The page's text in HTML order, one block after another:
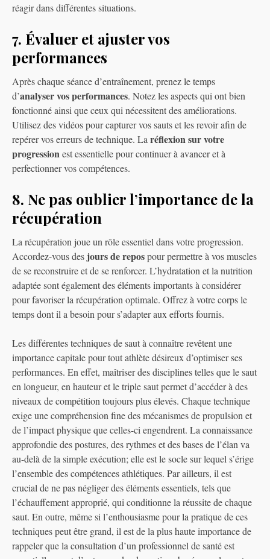
réagir dans différentes situations.
7. Évaluer et ajuster vos
performances
Après chaque séance d’entraînement, prenez le temps
d’analyser vos performances. Notez les aspects qui ont bien
fonctionné ainsi que ceux qui nécessitent des améliorations.
Utilisez des vidéos pour capturer vos sauts et les revoir afin de
repérer vos erreurs de technique. La réflexion sur votre
progression est essentielle pour continuer à avancer et à
perfectionner vos compétences.
8. Ne pas oublier l’importance de la
récupération
La récupération joue un rôle essentiel dans votre progression.
Accordez-vous des jours de repospour permettre à vos muscles
de se reconstruire et de se renforcer. L’hydratation et la nutrition
adaptée sont également des éléments importants à considérer
pour favoriser la récupération optimale. Offrez à votre corps le
temps dont il a besoin pour s’adapter aux efforts fournis.
Les différentes techniques de saut à connaître revêtent une
importance capitale pour tout athlète désireux d’optimiser ses
performances. En effet, maîtriser des disciplines telles que le saut
en longueur, en hauteur et le triple saut permet d’accéder à des
niveaux de compétition toujours plus élevés. Chaque technique
exige une compréhension fine des mécanismes de propulsion et
de l’impact physique que celles-ci engendrent. La connaissance
approfondie des postures, des rythmes et des bases de l’élan va
au-delà de la simple exécution; elle est le socle sur lequel s’érige
l’ensemble des compétences athlétiques. Par ailleurs, il est
crucial de ne pas négliger des éléments essentiels, tels que
l’échauffement approprié, qui conditionne la réussite de chaque
saut. En outre, même si l’enthousiasme pour la pratique de ces
techniques peut être grand, il est de la plus haute importance de
rappeler que la consultation d’un professionnel de santé est